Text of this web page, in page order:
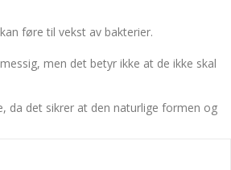
føre til vekst av bakterier.
men det betyr ikke at de ikke skal
da det sikrer at den naturlige formen og